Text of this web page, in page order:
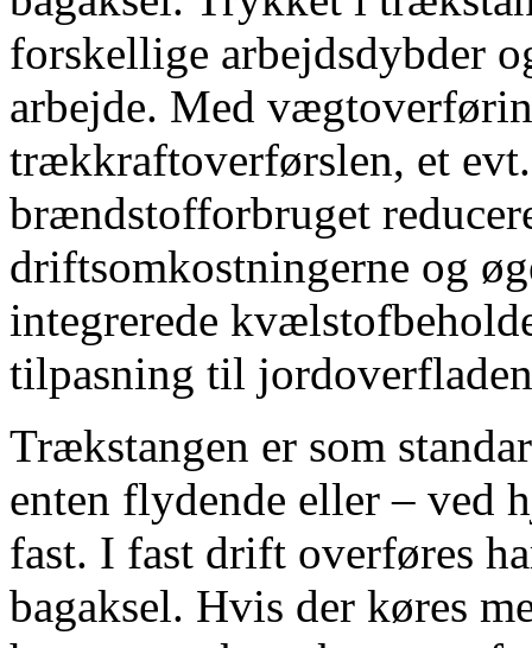
forskellige arbejdsdybder
arbejde. Med
trækkraftoverførslen, et
brændstofforbruget
driftsomkostningerne og
integrerede
tilpasning til
Trækstangen er som
enten flydende eller – ved
fast. I fast drift overføres
bagaksel. Hvis der køres